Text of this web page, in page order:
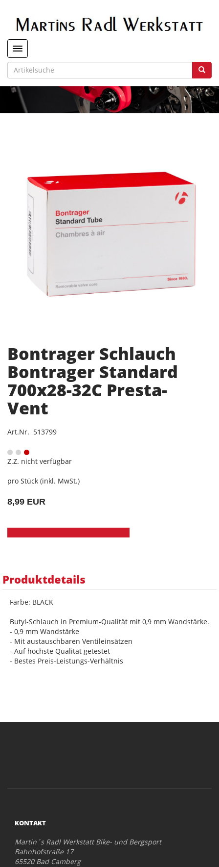
Toggle navigation
Bontrager Schlauch
Bontrager Standard
700x28-32C Presta-
Vent
Art.Nr. 513799
Z.Z. nicht verfügbar
pro Stück (inkl. MwSt.)
8,99 EUR
Produktdetails
Farbe: BLACK
Butyl-Schlauch in Premium-Qualität mit 0,9 mm Wandstärke.
- 0,9 mm Wandstärke
- Mit austauschbaren Ventileinsätzen
- Auf höchste Qualität getestet
- Bestes Preis-Leistungs-Verhältnis
KONTAKT
Martin´s Radl Werkstatt Bike- und Bergsport
Bahnhofstraße 17
65520 Bad Camberg